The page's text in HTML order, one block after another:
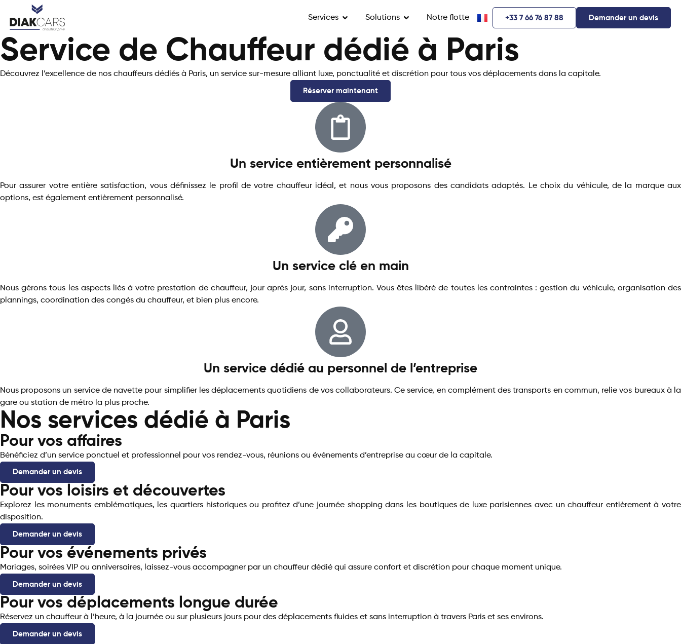
Services Solutions Notre flotte +33 7 66 76 87 88 Demander un devis
Service de Chauffeur dédié à Paris
Découvrez l’excellence de nos chauffeurs dédiés à Paris, un service sur-mesure alliant luxe, ponctualité et discrétion pour tous vos déplacements dans la capitale.
Réserver maintenant
Un service entièrement personnalisé
Pour assurer votre entière satisfaction, vous définissez le profil de votre chauffeur idéal, et nous vous proposons des candidats adaptés. Le choix du véhicule, de la marque aux
options, est également entièrement personnalisé.
Un service clé en main
Nous gérons tous les aspects liés à votre prestation de chauffeur, jour après jour, sans interruption. Vous êtes libéré de toutes les contraintes : gestion du véhicule, organisation des
plannings, coordination des congés du chauffeur, et bien plus encore.
Un service dédié au personnel de l’entreprise
Nous proposons un service de navette pour simplifier les déplacements quotidiens de vos collaborateurs. Ce service, en complément des transports en commun, relie vos bureaux à la
gare ou station de métro la plus proche.
Nos services dédié à Paris
Pour vos affaires
Bénéficiez d’un service ponctuel et professionnel pour vos rendez-vous, réunions ou événements d’entreprise au cœur de la capitale.
Demander un devis
Pour vos loisirs et découvertes
Explorez les monuments emblématiques, les quartiers historiques ou profitez d’une journée shopping dans les boutiques de luxe parisiennes avec un chauffeur entièrement à votre
disposition.
Demander un devis
Pour vos événements privés
Mariages, soirées VIP ou anniversaires, laissez-vous accompagner par un chauffeur dédié qui assure confort et discrétion pour chaque moment unique.
Demander un devis
Pour vos déplacements longue durée
Réservez un chauffeur à l’heure, à la journée ou sur plusieurs jours pour des déplacements fluides et sans interruption à travers Paris et ses environs.
Demander un devis